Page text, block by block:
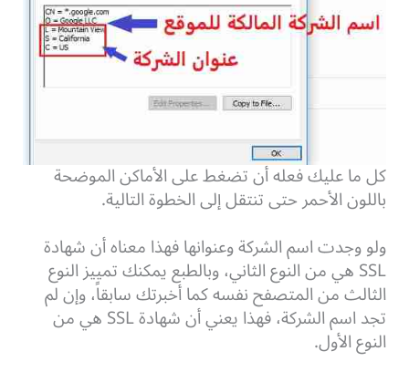
كل ما عليك فعله أن تضغط على الأماكن الموضحة
باللون الأحمر حتى تنتقل إلى الخطوة التالية.
ولو وجدت اسم الشركة وعنوانها فهذا معناه أن شهادة
SSL هي من النوع الثاني، وبالطبع يمكنك تمييز النوع
الثالث من المتصفح نفسه كما أخبرتك سابقاً، وإن لم
تجد اسم الشركة، فهذا يعني أن شهادة SSL هي من
النوع الأول.